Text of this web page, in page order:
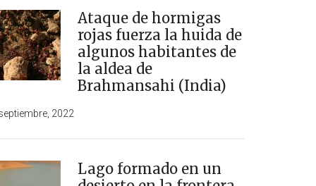
Ataque de hormigas
rojas fuerza la huida de
algunos habitantes de
la aldea de
Brahmansahi (India)
2022
Lago formado en un